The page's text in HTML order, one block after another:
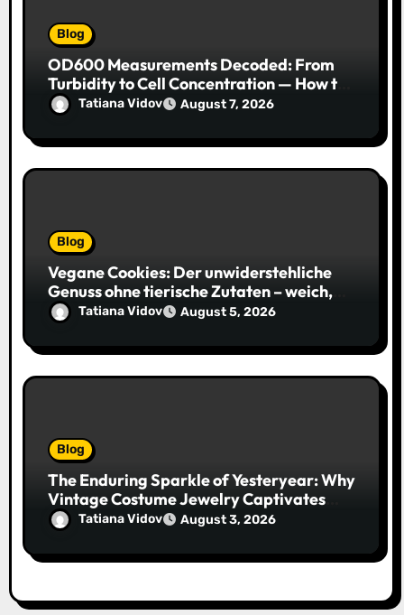
Blog
OD600 Measurements Decoded: From
Turbidity to Cell Concentration — How to
Get Every Data Point Right
Tatiana Vidov August 7, 2026
Blog
Vegane Cookies: Der unwiderstehliche
Genuss ohne tierische Zutaten – weich,
saftig und voller Geschmack
Tatiana Vidov August 5, 2026
Blog
The Enduring Sparkle of Yesteryear: Why
Vintage Costume Jewelry Captivates
Collectors and Style Icons Alike
Tatiana Vidov August 3, 2026